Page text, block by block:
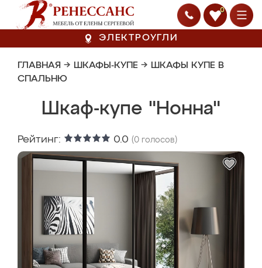
0
ЭЛЕКТРОУГЛИ
ГЛАВНАЯ → ШКАФЫ-КУПЕ → ШКАФЫ КУПЕ В
СПАЛЬНЮ
Шкаф-купе "Нонна"
Рейтинг: 0.0 (0 голосов)